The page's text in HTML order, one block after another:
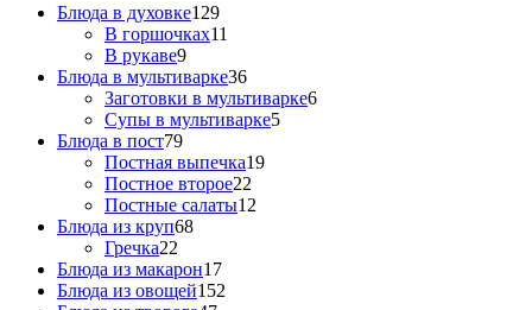
Блюда в духовке129
В горшочках11
В рукаве9
Блюда в мультиварке36
Заготовки в мультиварке6
Супы в мультиварке5
Блюда в пост79
Постная выпечка19
Постное второе22
Постные салаты12
Блюда из круп68
Гречка22
Блюда из макарон17
Блюда из овощей152